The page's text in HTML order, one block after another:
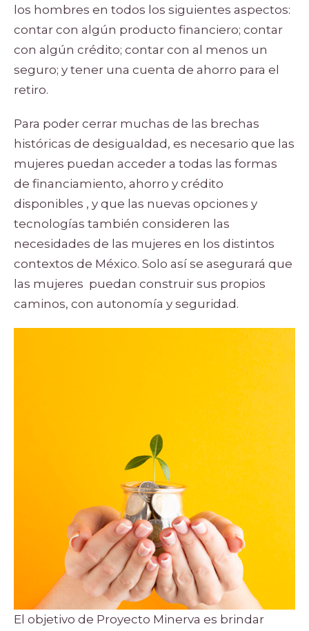
los hombres en todos los siguientes aspectos:
contar con algún producto financiero; contar
con algún crédito; contar con al menos un
seguro; y tener una cuenta de ahorro para el
retiro.
Para poder cerrar muchas de las brechas
históricas de desigualdad, es necesario que las
mujeres puedan acceder a todas las formas
de financiamiento, ahorro y crédito
disponibles , y que las nuevas opciones y
tecnologías también consideren las
necesidades de las mujeres en los distintos
contextos de México. Solo así se asegurará que
las mujeres ​ puedan construir sus propios
caminos, con autonomía y seguridad.
El objetivo de Proyecto Minerva es brindar